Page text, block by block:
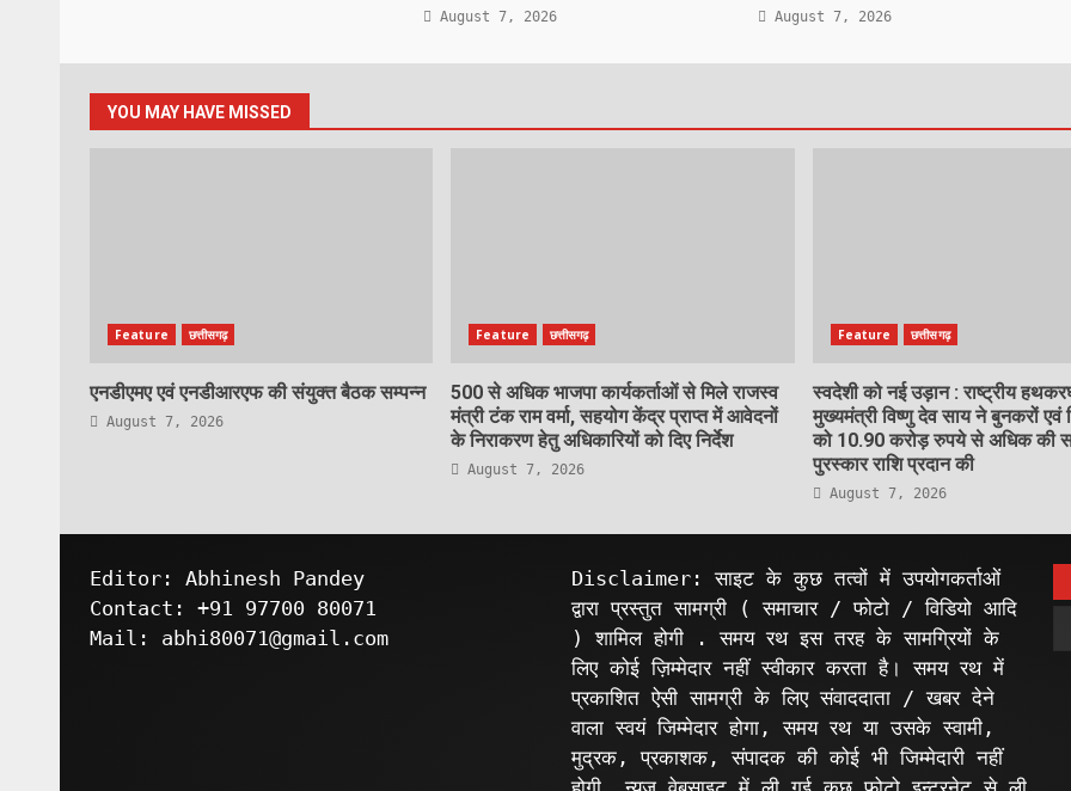
August 7, 2026 August 7, 2026
YOU MAY HAVE MISSED
Feature छत्तीसगढ़
एनडीएमए एवं एनडीआरएफ की संयुक्त बैठक सम्पन्न
August 7, 2026
Feature छत्तीसगढ़
500 से अधिक भाजपा कार्यकर्ताओं से मिले राजस्व
मंत्री टंक राम वर्मा, सहयोग केंद्र प्राप्त में आवेदनों
के निराकरण हेतु अधिकारियों को दिए निर्देश
August 7, 2026
Feature छत्तीसगढ़
स्वदेशी को नई उड़ान : राष्ट्रीय
मुख्यमंत्री विष्णु देव साय ने बुनकरों एवं
को 10.90 करोड़ रुपये से अधिक की
पुरस्कार राशि प्रदान की
August 7, 2026
Editor: Abhinesh Pandey
Contact: +91 97700 80071
Mail: abhi80071@gmail.com
Disclaimer: साइट के कुछ तत्वों में उपयोगकर्ताओं
द्वारा प्रस्तुत सामग्री ( समाचार / फोटो / विडियो आदि
) शामिल होगी . समय रथ इस तरह के सामग्रियों के
लिए कोई ज़िम्मेदार नहीं स्वीकार करता है। समय रथ में
प्रकाशित ऐसी सामग्री के लिए संवाददाता / खबर देने
वाला स्वयं जिम्मेदार होगा, समय रथ या उसके स्वामी,
मुद्रक, प्रकाशक, संपादक की कोई भी जिम्मेदारी नहीं